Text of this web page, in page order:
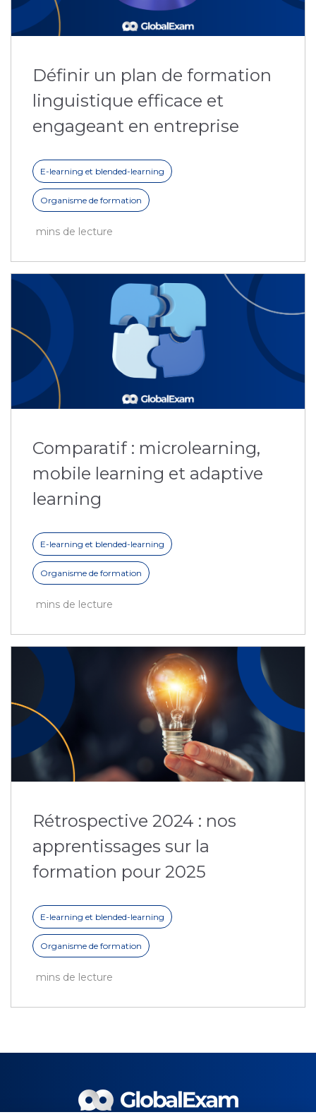
Définir un plan de formation
linguistique efficace et
engageant en entreprise
E-learning et blended-learning
Organisme de formation
mins de lecture
Comparatif : microlearning,
mobile learning et adaptive
learning
E-learning et blended-learning
Organisme de formation
mins de lecture
Rétrospective 2024 : nos
apprentissages sur la
formation pour 2025
E-learning et blended-learning
Organisme de formation
mins de lecture